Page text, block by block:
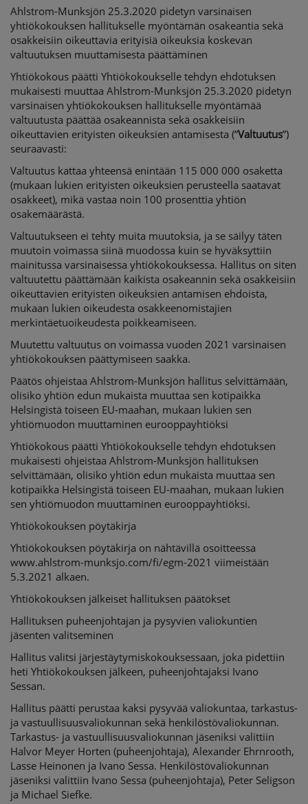
Ahlstrom-Munksjön 25.3.2020 pidetyn varsinaisen
yhtiökokouksen hallitukselle myöntämän osakeantia sekä
osakkeisiin oikeuttavia erityisiä oikeuksia koskevan
valtuutuksen muuttamisesta päättäminen
Yhtiökokous päätti Yhtiökokoukselle tehdyn ehdotuksen
mukaisesti muuttaa Ahlstrom-Munksjön 25.3.2020 pidetyn
varsinaisen yhtiökokouksen hallitukselle myöntämää
valtuutusta päättää osakeannista sekä osakkeisiin
oikeuttavien erityisten oikeuksien antamisesta (”Valtuutus”)
seuraavasti:
Valtuutus kattaa yhteensä enintään 115 000 000 osaketta
(mukaan lukien erityisten oikeuksien perusteella saatavat
osakkeet), mikä vastaa noin 100 prosenttia yhtiön
osakemäärästä.
Valtuutukseen ei tehty muita muutoksia, ja se säilyy täten
muutoin voimassa siinä muodossa kuin se hyväksyttiin
mainitussa varsinaisessa yhtiökokouksessa. Hallitus on siten
valtuutettu päättämään kaikista osakeannin sekä osakkeisiin
oikeuttavien erityisten oikeuksien antamisen ehdoista,
mukaan lukien oikeudesta osakkeenomistajien
merkintäetuoikeudesta poikkeamiseen.
Muutettu valtuutus on voimassa vuoden 2021 varsinaisen
yhtiökokouksen päättymiseen saakka.
Päätös ohjeistaa Ahlstrom-Munksjön hallitus selvittämään,
olisiko yhtiön edun mukaista muuttaa sen kotipaikka
Helsingistä toiseen EU-maahan, mukaan lukien sen
yhtiömuodon muuttaminen eurooppayhtiöksi
Yhtiökokous päätti Yhtiökokoukselle tehdyn ehdotuksen
mukaisesti ohjeistaa Ahlstrom-Munksjön hallituksen
selvittämään, olisiko yhtiön edun mukaista muuttaa sen
kotipaikka Helsingistä toiseen EU-maahan, mukaan lukien
sen yhtiömuodon muuttaminen eurooppayhtiöksi.
Yhtiökokouksen pöytäkirja
Yhtiökokouksen pöytäkirja on nähtävillä osoitteessa
www.ahlstrom-munksjo.com/fi/egm-2021 viimeistään
5.3.2021 alkaen.
Yhtiökokouksen jälkeiset hallituksen päätökset
Hallituksen puheenjohtajan ja pysyvien valiokuntien
jäsenten valitseminen
Hallitus valitsi järjestäytymiskokouksessaan, joka pidettiin
heti Yhtiökokouksen jälkeen, puheenjohtajaksi Ivano
Sessan.
Hallitus päätti perustaa kaksi pysyvää valiokuntaa, tarkastus-
ja vastuullisuusvaliokunnan sekä henkilöstövaliokunnan.
Tarkastus- ja vastuullisuusvaliokunnan jäseniksi valittiin
Halvor Meyer Horten (puheenjohtaja), Alexander Ehrnrooth,
Lasse Heinonen ja Ivano Sessa. Henkilöstövaliokunnan
jäseniksi valittiin Ivano Sessa (puheenjohtaja), Peter Seligson
ja Michael Siefke.